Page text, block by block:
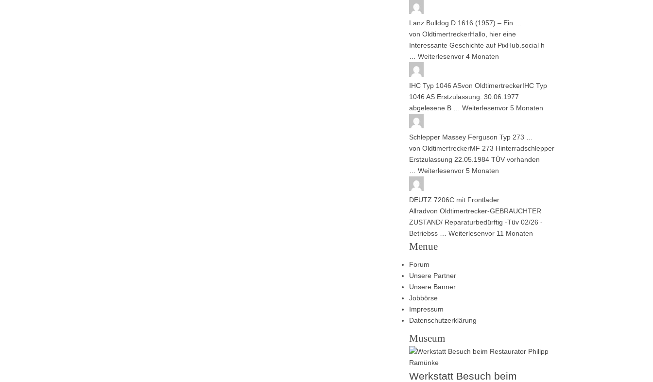
Lanz Bulldog D 1616 (1957) – Ein …
von OldtimertreckerHallo, hier eine
Interessante Geschichte auf PixHub.social h
Weiterlesenvor 4 Monaten
IHC Typ 1046 ASvon OldtimertreckerIHC Typ
1046 AS Erstzulassung: 30.06.1977
abgelesene B … Weiterlesenvor 5 Monaten
Schlepper Massey Ferguson Typ 273 …
von OldtimertreckerMF 273 Hinterradschlepper
Erstzulassung 22.05.1984 TÜV vorhanden
Weiterlesenvor 5 Monaten
DEUTZ 7206C mit Frontlader
Allradvon Oldtimertrecker-GEBRAUCHTER
ZUSTAND/ Reparaturbedürftig -Tüv 02/26 -
Betriebss … Weiterlesenvor 11 Monaten
Menue
Forum
Unsere Partner
Unsere Banner
Jobbörse
Impressum
Datenschutzerklärung
Museum
Werkstatt Besuch beim